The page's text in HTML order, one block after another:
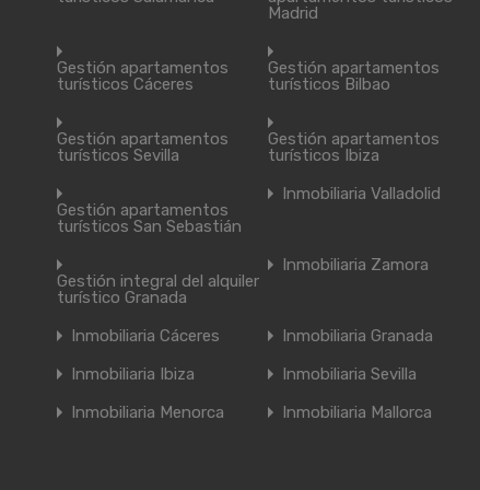
Madrid
Gestión apartamentos
turísticos Cáceres
Gestión apartamentos
turísticos Bilbao
Gestión apartamentos
turísticos Sevilla
Gestión apartamentos
turísticos Ibiza
Gestión apartamentos
turísticos San Sebastián
Inmobiliaria Valladolid
Gestión integral del alquiler
turístico Granada
Inmobiliaria Zamora
Inmobiliaria Cáceres
Inmobiliaria Granada
Inmobiliaria Ibiza
Inmobiliaria Sevilla
Inmobiliaria Menorca
Inmobiliaria Mallorca